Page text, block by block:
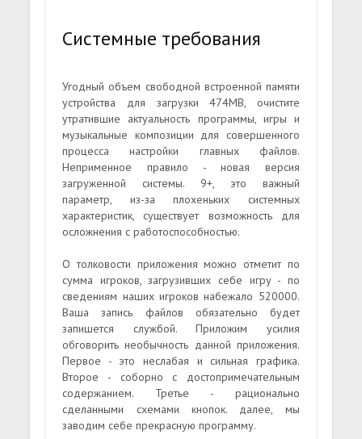
Системные требования
Угодный объем свободной встроенной памяти
устройства для загрузки 474MB, очистите
утратившие актуальность программы, игры и
музыкальные композиции для совершенного
процесса настройки главных файлов.
Неприменное правило - новая версия
загруженной системы. 9+, это важный
параметр, из-за плохеньких системных
характеристик, существует возможность для
осложнения с работоспособностью.
О толковости приложения можно отметит по
сумма игроков, загрузивших себе игру - по
сведениям наших игроков набежало 520000.
Ваша запись файлов обязательно будет
запишется службой. Приложим усилия
обговорить необычность данной приложения.
Первое - это неслабая и сильная графика.
Второе - соборно с достопримечательным
содержанием. Третье - рационально
сделанными схемами кнопок. далее, мы
заводим себе прекрасную программу.